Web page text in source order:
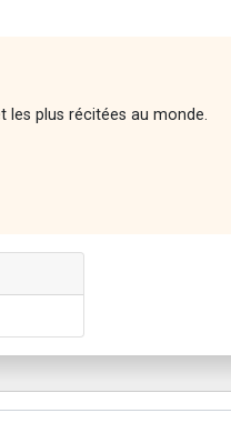
les plus récitées au monde.